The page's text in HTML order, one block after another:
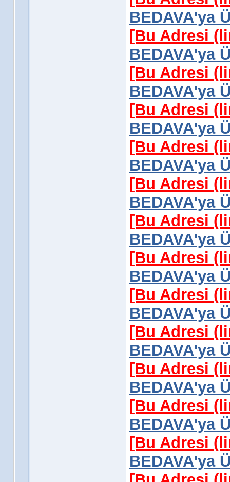
BEDAVA'ya
[Bu Adresi
BEDAVA'ya
[Bu Adresi
BEDAVA'ya
[Bu Adresi
BEDAVA'ya
[Bu Adresi
BEDAVA'ya
[Bu Adresi
BEDAVA'ya
[Bu Adresi
BEDAVA'ya
[Bu Adresi
BEDAVA'ya
[Bu Adresi
BEDAVA'ya
[Bu Adresi
BEDAVA'ya
[Bu Adresi
BEDAVA'ya
[Bu Adresi
BEDAVA'ya
[Bu Adresi
BEDAVA'ya